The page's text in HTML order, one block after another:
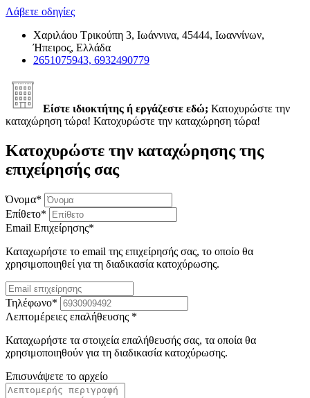
Λάβετε οδηγίες
Χαριλάου Τρικούπη 3, Ιωάννινα, 45444, Ιωαννίνων,
Ήπειρος, Ελλάδα
2651075943, 6932490779
Είστε ιδιοκτήτης ή εργάζεστε εδώ; Κατοχυρώστε την
καταχώρηση τώρα! Κατοχυρώστε την καταχώρηση τώρα!
Κατοχυρώστε την καταχώρησης της
επιχείρησής σας
Όνομα*
Επίθετο*
Email Επιχείρησης*
Καταχωρήστε το email της επιχείρησής σας, το οποίο θα
χρησιμοποιηθεί για τη διαδικασία κατοχύρωσης.
Τηλέφωνο*
Λεπτομέρειες επαλήθευσης *
Καταχωρήστε τα στοιχεία επαλήθευσής σας, τα οποία θα
χρησιμοποιηθούν για τη διαδικασία κατοχύρωσης.
Επισυνάψετε το αρχείο